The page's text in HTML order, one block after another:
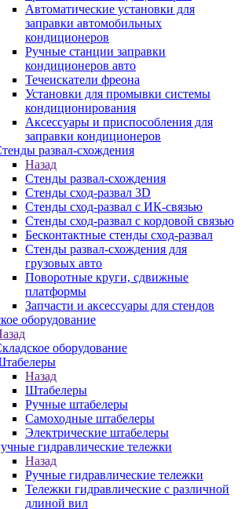
Автоматические установки для
заправки автомобильных
кондиционеров
Ручные станции заправки
кондиционеров авто
Течеискатели фреона
Установки для промывки системы
кондиционирования
Аксессуары и приспособления для
заправки кондиционеров
развал-схождения
Назад
Стенды развал-схождения
Стенды сход-развал 3D
Стенды сход-развал с ИК-связью
Стенды сход-развал с кордовой связью
Бесконтактные стенды сход-развал
Стенды развал-схождения для
грузовых авто
Поворотные круги, сдвижные
платформы
Запчасти и аксессуары для стендов
оборудование
оборудование
Назад
Штабелеры
Ручные штабелеры
Самоходные штабелеры
Электрические штабелеры
гидравлические тележки
Назад
Ручные гидравлические тележки
Тележки гидравлические с различной
длиной вил